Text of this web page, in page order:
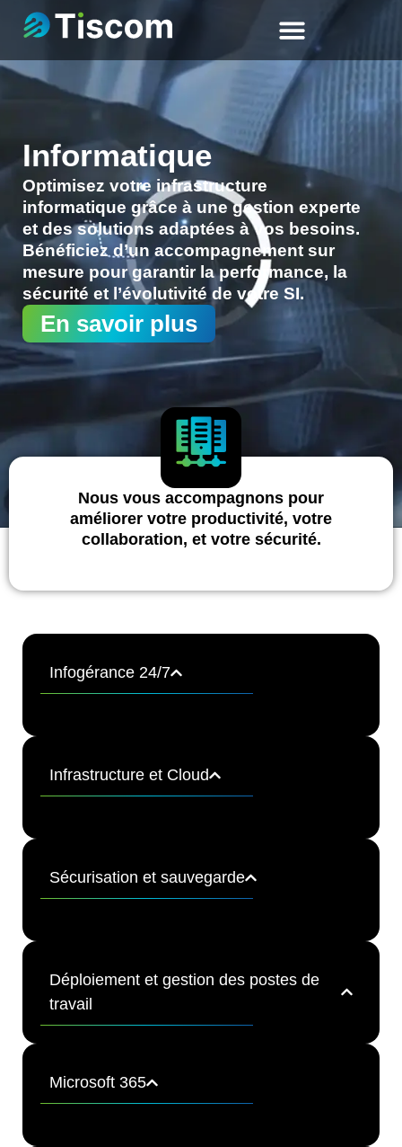
Informatique
Optimisez votre infrastructure
informatique grâce à une gestion experte
et des solutions adaptées à vos besoins.
Bénéficiez d’un accompagnement sur
mesure pour garantir la performance, la
sécurité et l’évolutivité de votre SI.
En savoir plus
Nous vous accompagnons pour
améliorer votre productivité, votre
collaboration, et votre sécurité.
Infogérance 24/7
Infrastructure et Cloud
Sécurisation et sauvegarde
Déploiement et gestion des postes de
travail
Microsoft 365​